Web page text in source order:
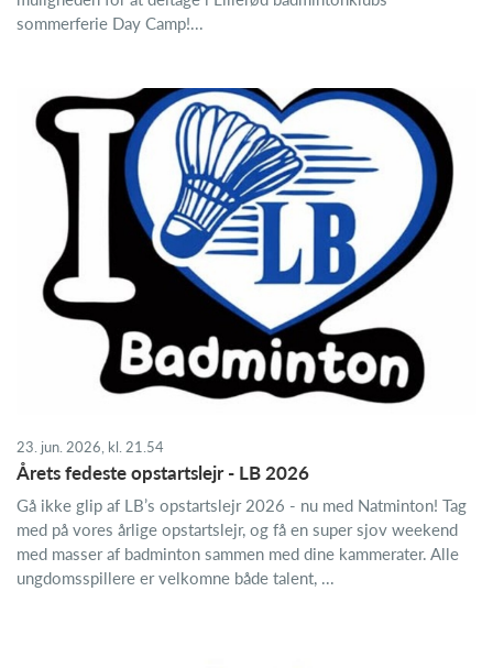
sommerferie Day Camp!...
23. jun. 2026, kl. 21.54
Årets fedeste opstartslejr - LB 2026
Gå ikke glip af LB’s opstartslejr 2026 - nu med Natminton! Tag
med på vores årlige opstartslejr, og få en super sjov weekend
med masser af badminton sammen med dine kammerater. Alle
ungdomsspillere er velkomne både talent, ...